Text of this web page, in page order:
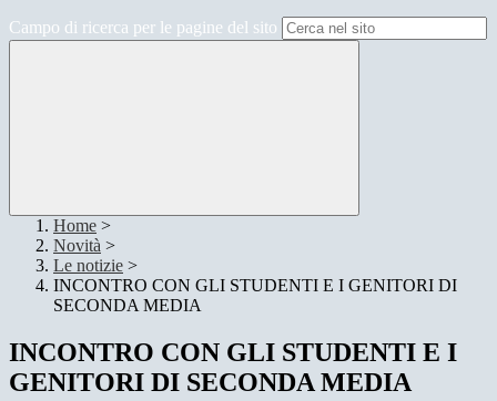
Campo di ricerca per le pagine del sito
Home >
Novità >
Le notizie >
INCONTRO CON GLI STUDENTI E I GENITORI DI
SECONDA MEDIA
INCONTRO CON GLI STUDENTI E I
GENITORI DI SECONDA MEDIA